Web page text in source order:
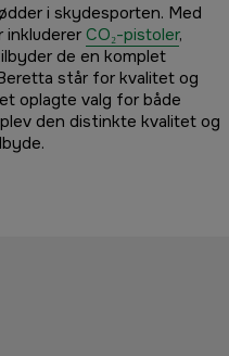
i skydesporten. Med
inkluderer CO₂-pistoler,
de en komplet
står for kvalitet og
oplagte valg for både
den distinkte kvalitet og